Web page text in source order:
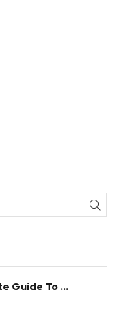
Guide To ...